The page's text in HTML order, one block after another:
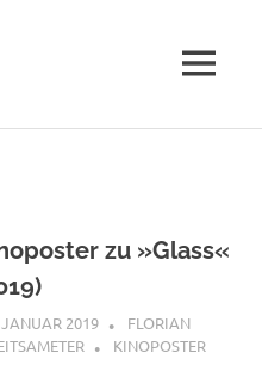
MENÜ
zu »Glass«
2019
FLORIAN
KINOPOSTER